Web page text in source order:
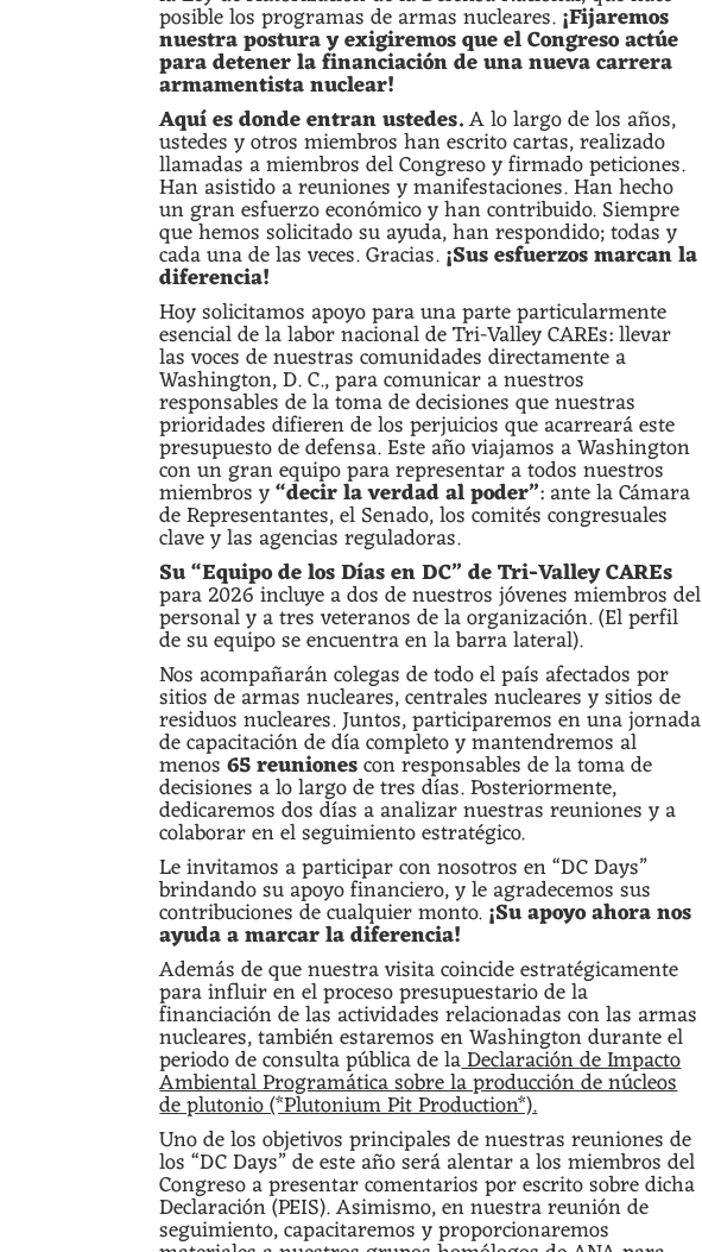
posible los programas de armas nucleares.¡Fijaremos
nuestra postura y exigiremos que el Congreso actúe
para detener la financiación de una nueva carrera
armamentista nuclear!
Aquí es donde entran ustedes.A lo largo de los años,
ustedes y otros miembros han escrito cartas, realizado
llamadas a miembros del Congreso y firmado peticiones.
Han asistido a reuniones y manifestaciones. Han hecho
un gran esfuerzo económico y han contribuido. Siempre
que hemos solicitado su ayuda, han respondido; todas y
cada una de las veces. Gracias.¡Sus esfuerzos marcan la
diferencia!
Hoy solicitamos apoyo para una parte particularmente
esencial de la labor nacional de Tri-Valley CAREs: llevar
las voces de nuestras comunidades directamente a
Washington, D. C., para comunicar a nuestros
responsables de la toma de decisiones que nuestras
prioridades difieren de los perjuicios que acarreará este
presupuesto de defensa. Este año viajamos a Washington
con un gran equipo para representar a todos nuestros
miembros y“decir la verdad al poder”: ante la Cámara
de Representantes, el Senado, los comités congresuales
clave y las agencias reguladoras.
Su “Equipo de los Días en DC” de Tri-Valley CAREs
para 2026 incluye a dos de nuestros jóvenes miembros del
personal y a tres veteranos de la organización. (El perfil
de su equipo se encuentra en la barra lateral).
Nos acompañarán colegas de todo el país afectados por
sitios de armas nucleares, centrales nucleares y sitios de
residuos nucleares. Juntos, participaremos en una jornada
de capacitación de día completo y mantendremos al
menos65 reunionescon responsables de la toma de
decisiones a lo largo de tres días. Posteriormente,
dedicaremos dos días a analizar nuestras reuniones y a
colaborar en el seguimiento estratégico.
Le invitamos a participar con nosotros en “DC Days”
brindando su apoyo financiero, y le agradecemos sus
contribuciones de cualquier monto.¡Su apoyo ahora nos
ayuda a marcar la diferencia!
Además de que nuestra visita coincide estratégicamente
para influir en el proceso presupuestario de la
financiación de las actividades relacionadas con las armas
nucleares, también estaremos en Washington durante el
periodo de consulta pública de laDeclaración de Impacto
Ambiental Programática sobre la producción de núcleos
de plutonio (*Plutonium Pit Production*).
Uno de los objetivos principales de nuestras reuniones de
los “DC Days” de este año será alentar a los miembros del
Congreso a presentar comentarios por escrito sobre dicha
Declaración (PEIS). Asimismo, en nuestra reunión de
seguimiento, capacitaremos y proporcionaremos